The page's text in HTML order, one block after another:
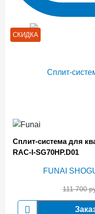
СКИДКА
Сплит-система для
RAC-I-SG70HP.D01
111 700